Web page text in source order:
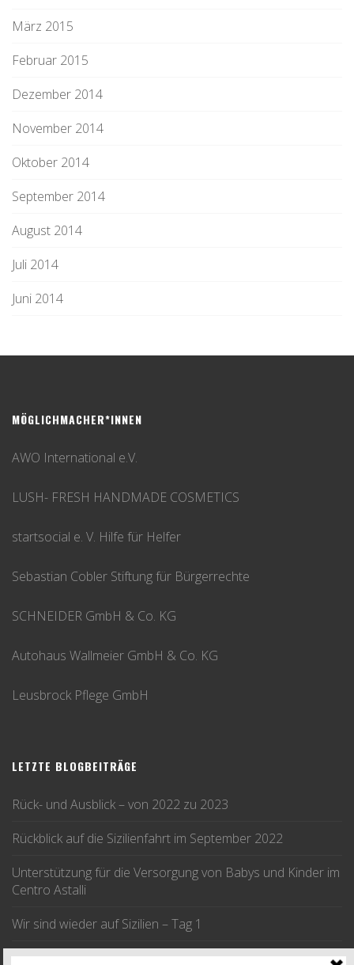
März 2015
Februar 2015
Dezember 2014
November 2014
Oktober 2014
September 2014
August 2014
Juli 2014
Juni 2014
MÖGLICHMACHER*INNEN
AWO International e.V.
LUSH- FRESH HANDMADE COSMETICS
startsocial e. V. Hilfe für Helfer
Sebastian Cobler Stiftung für Bürgerrechte
SCHNEIDER GmbH & Co. KG
Autohaus Wallmeier GmbH & Co. KG
Leusbrock Pflege GmbH
LETZTE BLOGBEITRÄGE
Rück- und Ausblick – von 2022 zu 2023
Rückblick auf die Sizilienfahrt im September 2022
Unterstützung für die Versorgung von Babys und Kinder im
Centro Astalli
Wir sind wieder auf Sizilien – Tag 1
Wir fahren im September nach Sizilien